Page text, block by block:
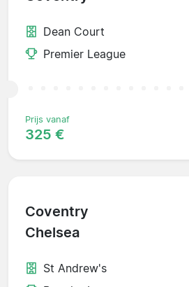
Dean Court
Premier League
Prijs vanaf
325 €
Coventry
Chelsea
St Andrew's